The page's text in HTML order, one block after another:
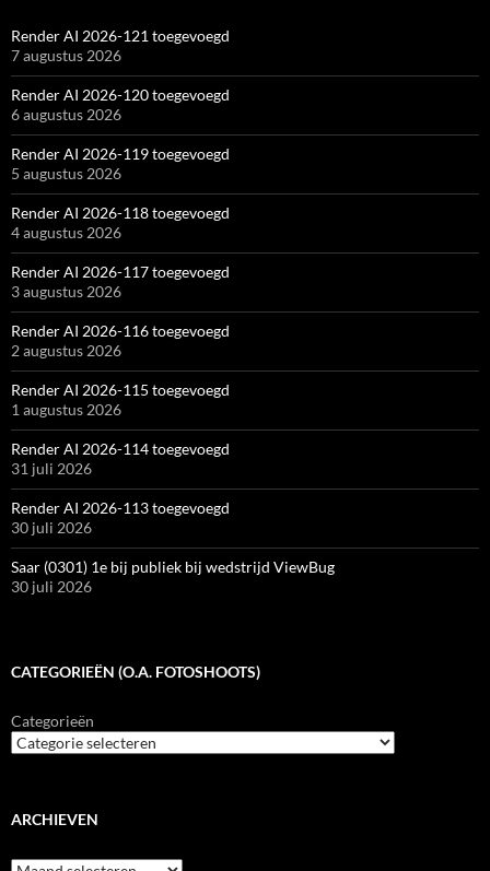
Render AI 2026-121 toegevoegd
7 augustus 2026
Render AI 2026-120 toegevoegd
6 augustus 2026
Render AI 2026-119 toegevoegd
5 augustus 2026
Render AI 2026-118 toegevoegd
4 augustus 2026
Render AI 2026-117 toegevoegd
3 augustus 2026
Render AI 2026-116 toegevoegd
2 augustus 2026
Render AI 2026-115 toegevoegd
1 augustus 2026
Render AI 2026-114 toegevoegd
31 juli 2026
Render AI 2026-113 toegevoegd
30 juli 2026
Saar (0301) 1e bij publiek bij wedstrijd ViewBug
30 juli 2026
CATEGORIEËN (O.A. FOTOSHOOTS)
Categorieën
ARCHIEVEN